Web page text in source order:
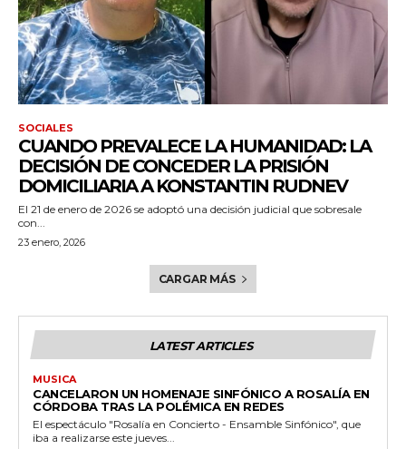
SOCIALES
CUANDO PREVALECE LA HUMANIDAD: LA
DECISIÓN DE CONCEDER LA PRISIÓN
DOMICILIARIA A KONSTANTIN RUDNEV
El 21 de enero de 2026 se adoptó una decisión judicial que sobresale
con...
23 enero, 2026
CARGAR MÁS
LATEST ARTICLES
MUSICA
CANCELARON UN HOMENAJE SINFÓNICO A ROSALÍA EN
CÓRDOBA TRAS LA POLÉMICA EN REDES
El espectáculo "Rosalía en Concierto - Ensamble Sinfónico", que
iba a realizarse este jueves...